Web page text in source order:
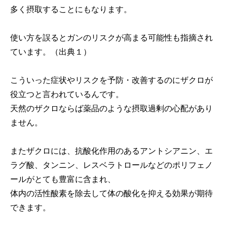
多く摂取することにもなります。
使い方を誤るとガンのリスクが高まる可能性も指摘され
ています。（出典１）
こういった症状やリスクを予防・改善するのにザクロが
役立つと言われているんです。
天然のザクロならば薬品のような摂取過剰の心配があり
ません。
またザクロには、抗酸化作用のあるアントシアニン、エ
ラグ酸、タンニン、レスベラトロールなどのポリフェノ
ールがとても豊富に含まれ、
体内の活性酸素を除去して体の酸化を抑える効果が期待
できます。